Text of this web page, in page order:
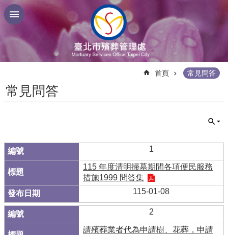
跳到主要內容區塊
首頁 常見問答
常見問答
1
115 年度清明掃墓期間各項便民服務
措施1999 問答集
115-01-08
2
請殯葬業者代為申請樹、花葬，申請